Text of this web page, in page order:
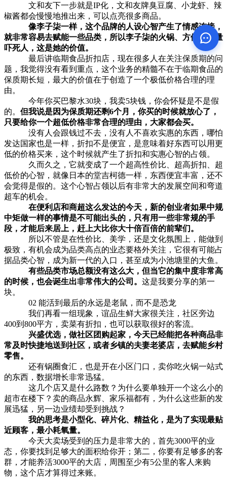
文和友下一步就是IP化，文和友牌臭豆腐、小龙虾、辣
椒酱都会慢慢地推出来，可以点亮很多商品。
像李子柒一样，这个品牌的人设心智产生了情感连接，
就非常容易去赋能一些品类，所以李子柒的火锅、方便面销量
吓死人，这是她的价值。
最后讲临期食品折扣店，现在很多人在关注保质期的问
题，我觉得没有看到重点，这个业务的精髓不在于临期食品的
保质期长短，最大的价值在于创造了一个极低价格合理的理
由。
今年你买巴黎水30块，我卖5块钱，你会怀疑是不是假
的。 但我说是因为保质期还剩6个月，你买的时候就放心了，
只要给你一个超低价格非常合理的理由，大家都会买。
没有人会跟钱过不去，没有人不喜欢实惠的东西，哪怕
发达国家也是一样，折扣不是便宜，是意味着好东西可以用更
低的价格买来，这个时候就产生了折扣和实惠心智的占领。
久而久之，它就变成了一个超高性价比、超高折扣、超
低价的心智，就像日本的堂吉柯德一样，东西便宜丰富，还不
会觉得是假的。这个心智占领以后有非常大的发展空间和弯道
超车的机会。
在便利店和商超这么发达的今天，新的创业者如果中规
中矩做一样的事情是不可能出头的，只有用一些非常规的手
段，才能后来居上，赶上大比你大十倍百倍的前辈们。
所以不管是在性价比、美学，还是文化氛围上，能做到
极致，有机会成为品类高点的业态要格外关注，它很有可能占
据品类心智，成为新一代的入口，甚至成为小池塘里的大鱼。
有些品类市场总额没有这么大，但当它的集中度非常高
的时候，也会诞生出非常伟大的公司。 这是我要分享的第一
块。
02 能活到最后的永远是老鼠，而不是恐龙
我们再看一组现象，谊品生鲜大家很关注，社区旁边
400到800平方，卖菜有折扣，也可以获取很好的客流。
兴盛优选，做社区团购起家，今天已经能把各种商品非
常及时快捷地送到社区，或者乡镇的夫妻老婆店，去赋能乡村
零售。
还有锅圈食汇，也是开在小区门口，卖你吃火锅一站式
的东西，数据增长非常迅猛。
这几个店又是什么路数？为什么要单独开一个这么小的
超市在楼下？卖的商品永辉、家乐福都有，为什么这些新的发
展迅猛，另一边业绩却受到挑战？
我的思考是小型化、碎片化、精益化，是为了实现最贴
近顾客，最小耗氧量。
今天大卖场受到的压力是非常大的，首先3000平的业
态，你要找到足够大的面积给你开；第二，你要有足够多的客
群，才能养活3000平的大店，周围至少有5公里的客人来购
物，这个店才算得过来账。